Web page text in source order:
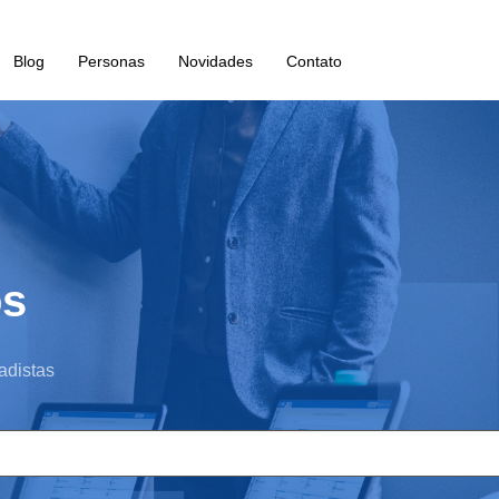
Blog Personas Novidades Contato